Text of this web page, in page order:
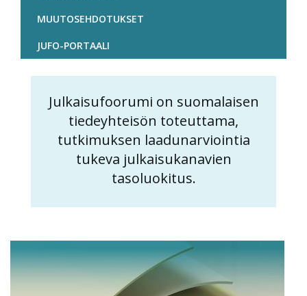
MUUTOSEHDOTUKSET
JUFO-PORTAALI
Content
markup
Julkaisufoorumi on suomalaisen
tiedeyhteisön toteuttama,
tutkimuksen laadunarviointia
tukeva julkaisukanavien
tasoluokitus.